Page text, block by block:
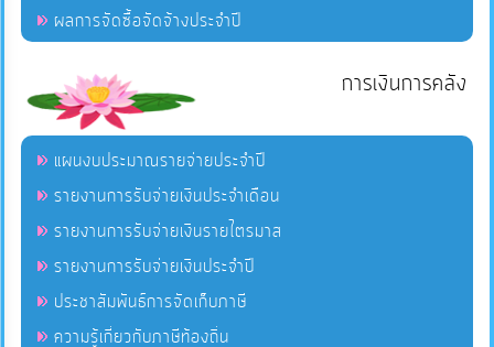
ผลการจัดซื้อจัดจ้างประจำปี
การเงินการคลัง
แผนงบประมาณรายจ่ายประจำปี
รายงานการรับจ่ายเงินประจำเดือน
รายงานการรับจ่ายเงินรายไตรมาส
รายงานการรับจ่ายเงินประจำปี
ประชาสัมพันธ์การจัดเก็บภาษี
ความรู้เกี่ยวกับภาษีท้องถิ่น